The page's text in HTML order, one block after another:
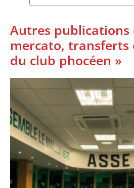
Autres publications
mercato, transferts
du club phocéen »